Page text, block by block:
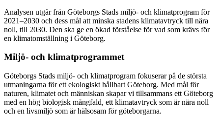
Analysen utgår från Göteborgs Stads miljö- och klimatprogram för
2021–2030 och dess mål att minska stadens klimatavtryck till nära
noll, till 2030. Den ska ge en ökad förståelse för vad som krävs för
en klimatomställning i Göteborg.
Miljö- och klimatprogrammet
Göteborgs Stads miljö- och klimatprogram fokuserar på de största
utmaningarna för ett ekologiskt hållbart Göteborg. Med mål för
naturen, klimatet och människan skapar vi tillsammans ett Göteborg
med en hög biologisk mångfald, ett klimatavtryck som är nära noll
och en livsmiljö som är hälsosam för göteborgarna.